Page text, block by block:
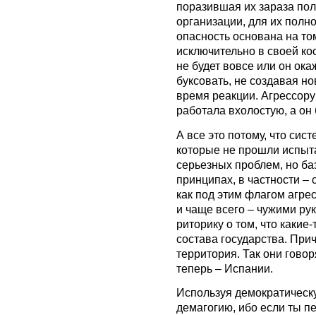
поразившая их зараза
организации, для их
опасность основана на
исключительно в своей
не будет вовсе или он
буксовать, не создавая
время реакции.
работала вхолостую, а он
А все это потому, что
которые не прошли
серьезных проблем, но
принципах, в частности
как под этим флагом
и чаще всего – чужими
риторику о том, что
состава государства.
территория. Так они
теперь – Испании.
Используя
демагогию, ибо если ты